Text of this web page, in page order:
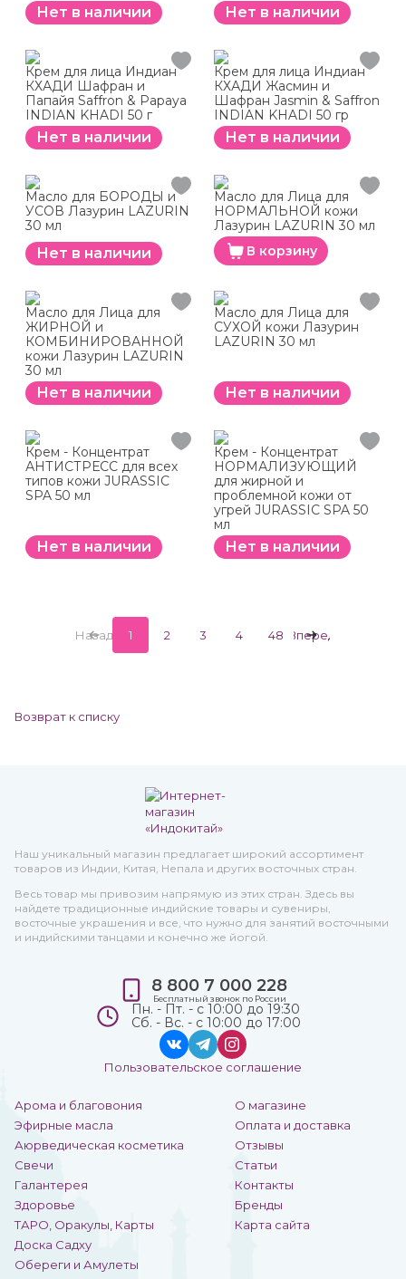
Нет в наличии Нет в наличии
Крем для лица Индиан
КХАДИ Шафран и
Папайя Saffron & Papaya
INDIAN KHADI 50 г
Нет в наличии
Крем для лица Индиан
КХАДИ Жасмин и
Шафран Jasmin & Saffron
INDIAN KHADI 50 гр
Нет в наличии
Масло для БОРОДЫ и
УСОВ Лазурин LAZURIN
30 мл
Нет в наличии
Масло для Лица для
НОРМАЛЬНОЙ кожи
Лазурин LAZURIN 30 мл
В корзину
Масло для Лица для
ЖИРНОЙ и
КОМБИНИРОВАННОЙ
кожи Лазурин LAZURIN
30 мл
Нет в наличии
Масло для Лица для
СУХОЙ кожи Лазурин
LAZURIN 30 мл
Нет в наличии
Крем - Концентрат
АНТИСТРЕСС для всех
типов кожи JURASSIC
SPA 50 мл
Нет в наличии
Крем - Концентрат
НОРМАЛИЗУЮЩИЙ
для жирной и
проблемной кожи от
угрей JURASSIC SPA 50
мл
Нет в наличии
Назад 1 2 3 4 48 Вперед
Возврат к списку
Наш уникальный магазин предлагает широкий ассортимент
товаров из Индии, Китая, Непала и других восточных стран.
Весь товар мы привозим напрямую из этих стран. Здесь вы
найдете традиционные индийские товары и сувениры,
восточные украшения и все, что нужно для занятий восточными
и индийскими танцами и конечно же йогой.
Арома и благовония
Эфирные масла
Аюрведическая косметика
Свечи
Галантерея
Здоровье
ТАРО, Оракулы, Карты
Доска Садху
Обереги и Амулеты
О магазине
Оплата и доставка
Отзывы
Статьи
Контакты
Бренды
Карта сайта
8 800 7 000 228
Бесплатный звонок по России
Пн. - Пт. - с 10:00 до 19:30
Сб. - Вс. - с 10:00 до 17:00
Пользовательское соглашение